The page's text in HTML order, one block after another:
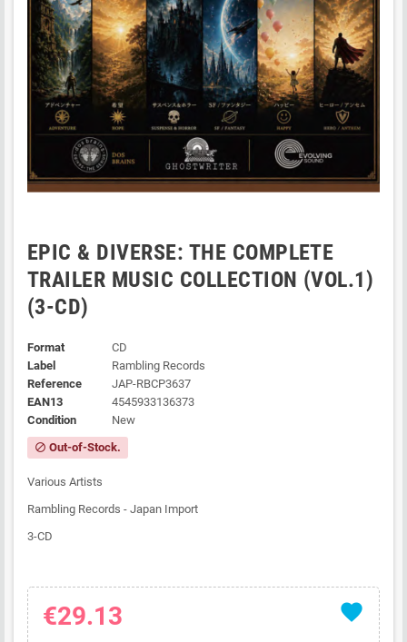
EPIC & DIVERSE: THE COMPLETE
TRAILER MUSIC COLLECTION (VOL.1)
(3-CD)
Format
CD
Label
Rambling Records
Reference
JAP-RBCP3637
EAN13
4545933136373
Condition
New
block Out-of-Stock.
Various Artists
Rambling Records - Japan Import
3-CD
favorite
€29.13